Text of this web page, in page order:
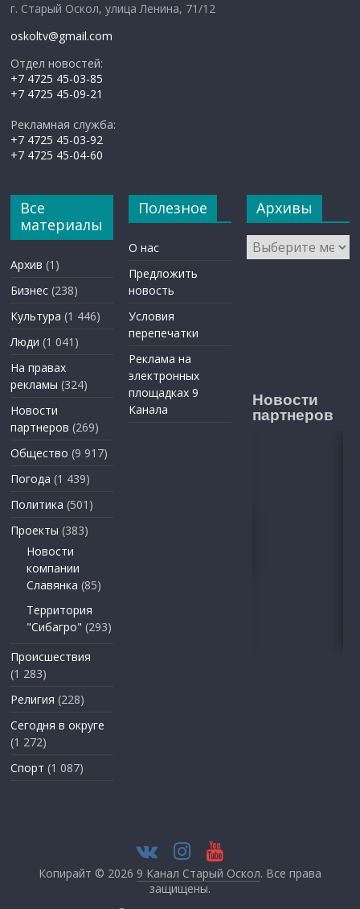
г. Старый Оскол, улица Ленина, 71/12
oskoltv@gmail.com
Отдел новостей:
+7 4725 45-03-85
+7 4725 45-09-21
Рекламная служба:
+7 4725 45-03-92
+7 4725 45-04-60
Все
материалы
Архив (1)
Бизнес (238)
Культура (1 446)
Люди (1 041)
На правах
рекламы (324)
Новости
партнеров (269)
Общество (9 917)
Погода (1 439)
Политика (501)
Проекты (383)
Новости
компании
Славянка (85)
Территория
"Сибагро" (293)
Происшествия
(1 283)
Религия (228)
Сегодня в округе
(1 272)
Спорт (1 087)
Полезное
О нас
Предложить
новость
Условия
перепечатки
Реклама на
электронных
площадках 9
Канала
Архивы
Архивы
Новости
партнеров
Копирайт © 2026 9 Канал Старый Оскол. Все права
защищены.